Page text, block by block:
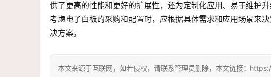
供了更高的性能和更好的扩展性，还为定制化应用、易于维护
考虑电子白板的采购和配置时，应根据具体需求和应用场景来
决方案。
本文来源于互联网，如若侵权，请联系管理员删除，本文链接：